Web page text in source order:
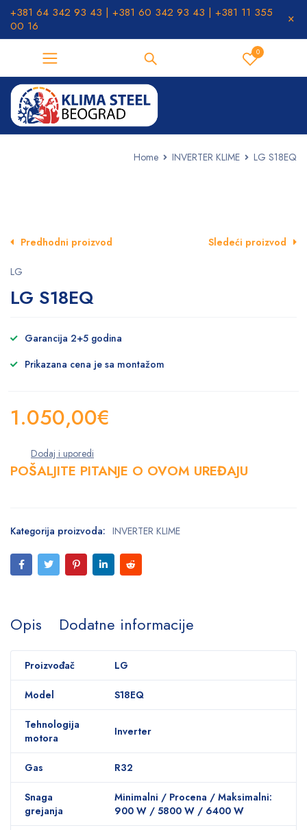
+381 64 342 93 43 | +381 60 342 93 43 | +381 11 355
00 16
0
Home INVERTER KLIME LG S18EQ
Predhodni proizvod Sledeći proizvod
LG
LG S18EQ
Garancija 2+5 godina
Prikazana cena je sa montažom
1.050,00€
POŠALJITE PITANJE O OVOM UREĐAJU
Kategorija proizvoda: INVERTER KLIME
Opis Dodatne informacije
Proizvođač LG
Model S18EQ
Tehnologija
motora
Inverter
Gas R32
Snaga
grejanja
Minimalni / Procena / Maksimalni:
900 W / 5800 W / 6400 W